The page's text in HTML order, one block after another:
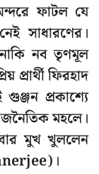
ফাটল যে
সাধারণের।
নাকি নব তৃণমূল
ফিরহাদ
প্রকাশ্যে
মহলে।
মুখ খুললেন